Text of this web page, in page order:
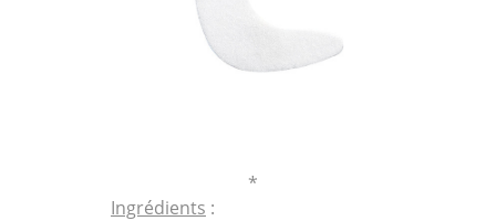
*
Ingrédients :